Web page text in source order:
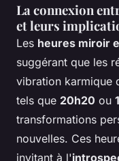
La connexion
et leurs
Les heures miroir
suggérant que les
vibration karmique
tels que 20h20 ou
transformations
nouvelles. Ces
invitant à l'